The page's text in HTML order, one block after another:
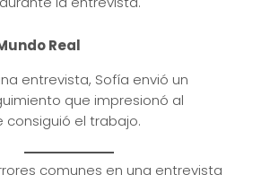
Real
entrevista, Sofía envió un
que impresionó al
consiguió el trabajo.
comunes en una entrevista